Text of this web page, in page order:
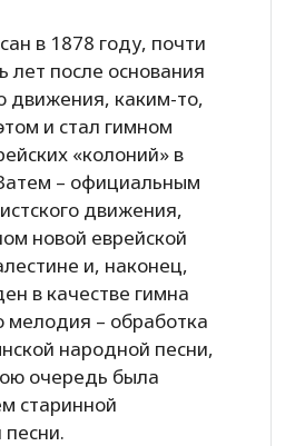
в 1878 году, почти
лет после основания
движения, каким-то,
и стал гимном
«колоний» в
– официальным
движения,
новой еврейской
и, наконец,
в качестве гимна
мелодия – обработка
народной песни,
очередь была
старинной
песни.